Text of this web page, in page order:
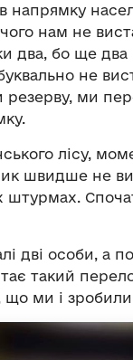
напрямку
нам не
два, бо ще
не
резерву, ми
лісу,
швидше не
штурмах.
дві особи, а
такий
що ми і